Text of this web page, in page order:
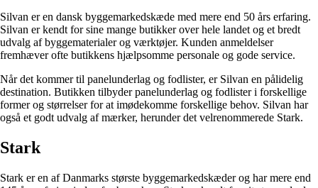
Silvan er en dansk byggemarkedskæde med mere end 50 års erfaring.
Silvan er kendt for sine mange butikker over hele landet og et bredt
udvalg af byggematerialer og værktøjer. Kunden anmeldelser
fremhæver ofte butikkens hjælpsomme personale og gode service.
Når det kommer til panelunderlag og fodlister, er Silvan en pålidelig
destination. Butikken tilbyder panelunderlag og fodlister i forskellige
former og størrelser for at imødekomme forskellige behov. Silvan har
også et godt udvalg af mærker, herunder det velrenommerede Stark.
Stark
Stark er en af Danmarks største byggemarkedskæder og har mere end